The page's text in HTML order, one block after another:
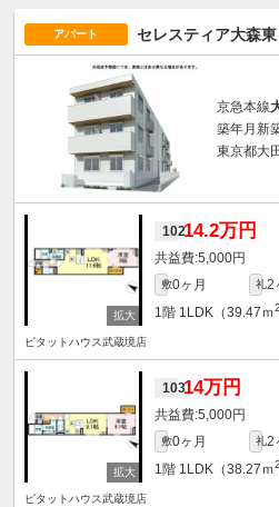
アパート セレスティア大森東
京急本線
築年月新
東京都大
10214.2万円
5,000円
敷0ヶ月 礼2
1階 1LDK（39.47ｍ2
ピタットハウス武蔵境店
10314万円
5,000円
敷0ヶ月 礼2
1階 1LDK（38.27ｍ2
ピタットハウス武蔵境店